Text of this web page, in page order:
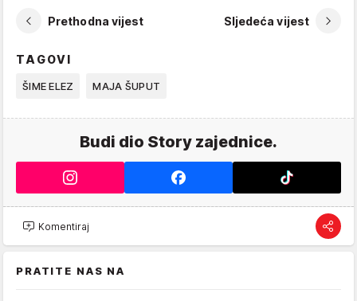
Prethodna vijest Sljedeća vijest
TAGOVI
ŠIME ELEZ MAJA ŠUPUT
Budi dio Story zajednice.
Komentiraj
PRATITE NAS NA